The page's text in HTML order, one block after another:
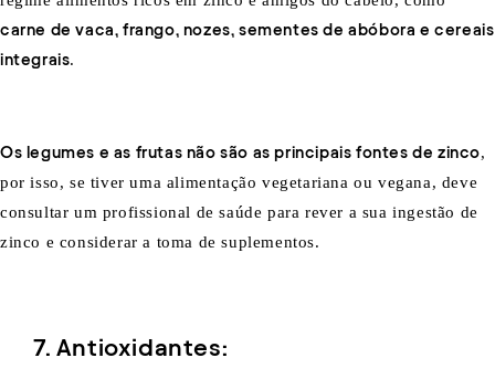
carne de vaca, frango, nozes, sementes de abóbora e cereais
integrais.
Os legumes e as frutas não são as principais fontes de zinco,
por isso, se tiver uma alimentação vegetariana ou vegana, deve
consultar um profissional de saúde para rever a sua ingestão de
zinco e considerar a toma de suplementos.
7. Antioxidantes: